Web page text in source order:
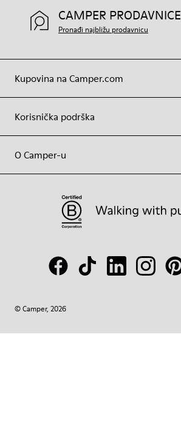
Kupovina na Camper.com
Korisnička podrška
O Camper-u
CAMPER PRODAVNICE
Pronađi najbližu prodavnicu
© Camper, 2026